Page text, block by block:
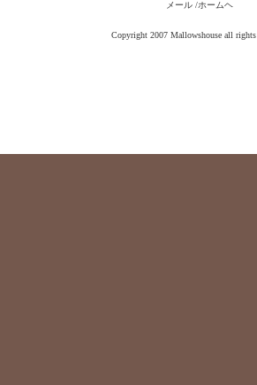
メール /ホームヘ
Copyright 2007 Mallowshouse all rights